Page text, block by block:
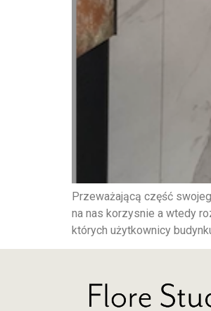
Przeważającą część
na nas korzysnie a wtedy
których użytkownicy